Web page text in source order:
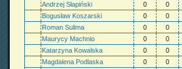
Andrzej Słapiński
0 0
Bogusław Koszarski
0 0
Roman Sulima
0 0
Maurycy Machnio
0 0
Katarzyna Kowalska
0 0
Magdalena Podlaska
0 0